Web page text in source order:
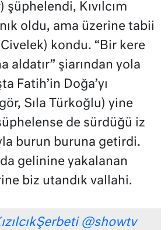
şüphelendi, Kıvılcım
oldu, ama üzerine tabii
kondu. “Bir kere
aldatır” şiarından yola
Fatih’in Doğa’yı
Sıla Türkoğlu) yine
de sürdüğü iz
burun buruna getirdi.
gelinine yakalanan
biz utandık vallahi.
@showtv